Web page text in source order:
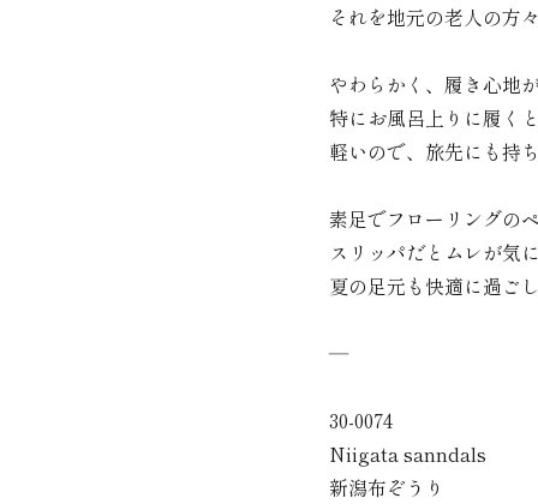
それを地元の老人の方
やわらかく、履き心地
特にお風呂上りに履く
軽いので、旅先にも持
素足でフローリングの
スリッパだとムレが気
夏の足元も快適に過ご
―
30-0074
Niigata sanndals
新潟布ぞうり